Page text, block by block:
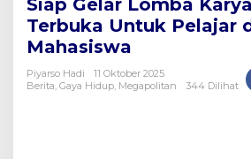
Solid,
Siap
Karya
Tulis
Siap Gelar Lomba
Terbuka Untuk Pelajar
Mahasiswa
Piyarso Hadi
11 Oktober 2025
Berita, Gaya Hidup, Megapolitan 344 Dilihat